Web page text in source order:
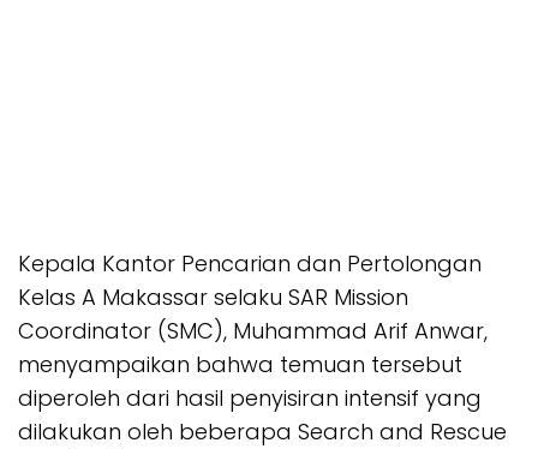
Kepala Kantor Pencarian dan Pertolongan
Kelas A Makassar selaku SAR Mission
Coordinator (SMC), Muhammad Arif Anwar,
menyampaikan bahwa temuan tersebut
diperoleh dari hasil penyisiran intensif yang
dilakukan oleh beberapa Search and Rescue